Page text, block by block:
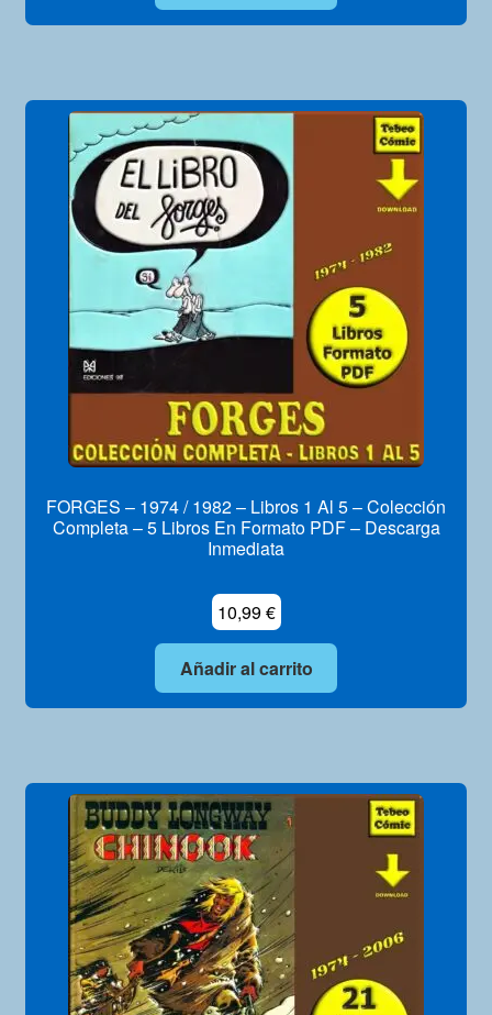
FORGES – 1974 / 1982 – Libros 1 Al 5 – Colección
Completa – 5 Libros En Formato PDF – Descarga
Inmediata
10,99€
Añadir al carrito